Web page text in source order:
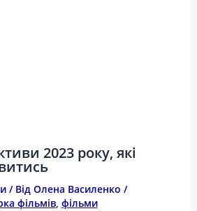
2023 року, які
/ Від Олена Василенко /
фільмів, фільми